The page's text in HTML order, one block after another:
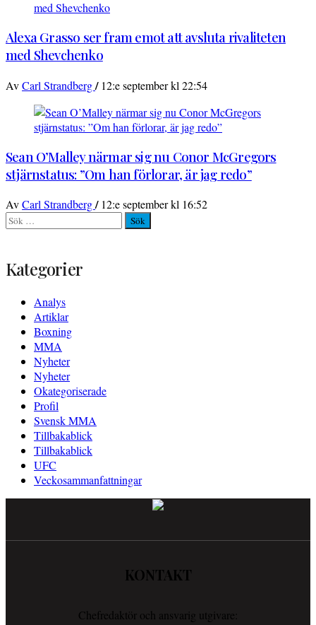
Alexa Grasso ser fram emot att avsluta rivaliteten
med Shevchenko
AvCarl Strandberg/ 12:e september kl 22:54
Sean O’Malley närmar sig nu Conor McGregors
stjärnstatus: ”Om han förlorar, är jag redo”
AvCarl Strandberg/ 12:e september kl 16:52
Sök
efter:
Kategorier
Analys
Artiklar
Boxning
MMA
Nyheter
Nyheter
Okategoriserade
Profil
Svensk MMA
Tillbakablick
Tillbakablick
UFC
Veckosammanfattningar
KONTAKT
Chefredaktör och ansvarig utgivare: